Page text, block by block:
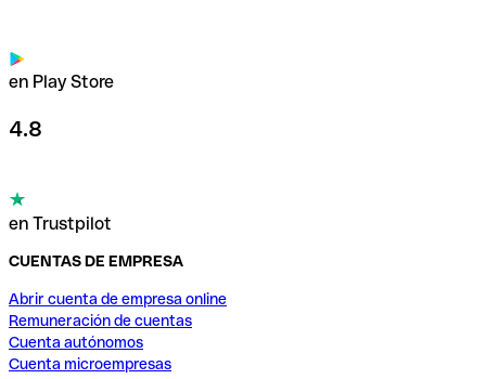
en Play Store
4.8
en Trustpilot
CUENTAS DE EMPRESA
Abrir cuenta de empresa online
Remuneración de cuentas
Cuenta autónomos
Cuenta microempresas